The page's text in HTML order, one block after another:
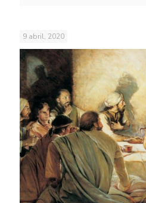
9 abril, 2020